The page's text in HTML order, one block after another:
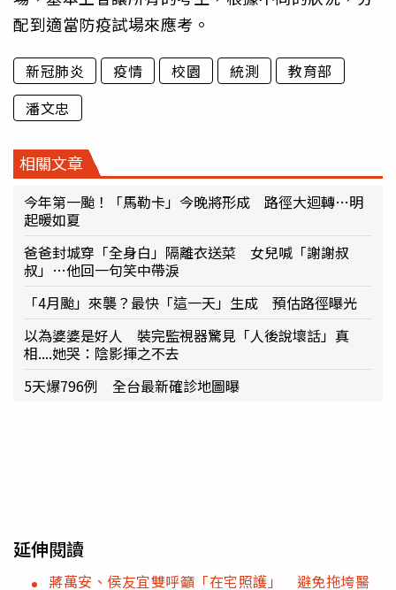
配到適當防疫試場來應考。
新冠肺炎 疫情 校園 統測
教育部
潘文忠
相關文章
今年第一颱！「馬勒卡」今晚將形成 路徑大迴轉…明
起暖如夏
爸爸封城穿「全身白」隔離衣送菜 女兒喊「謝謝叔
叔」…他回一句笑中帶淚
「4月颱」來襲？最快「這一天」生成 預估路徑曝光
以為婆婆是好人 裝完監視器驚見「人後說壞話」真
相....她哭：陰影揮之不去
5天爆796例 全台最新確診地圖曝
延伸閱讀
蔣萬安、侯友宜雙呼籲「在宅照護」 避免拖垮醫